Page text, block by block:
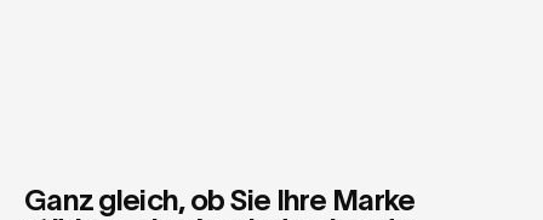
Ganz gleich, ob Sie Ihre Marke